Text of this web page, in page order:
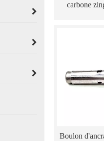
carbone
Boulon